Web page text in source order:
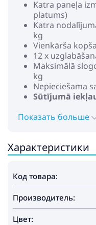
Katra paneļa
platums)
Katra
kg
Vienkārša
12 x
Maksimālā
kg
Nepieciešama
Sūtījumā
42 x savienotāji
Показать больше
Характеристики
Код товара:
Производитель:
Цвет: